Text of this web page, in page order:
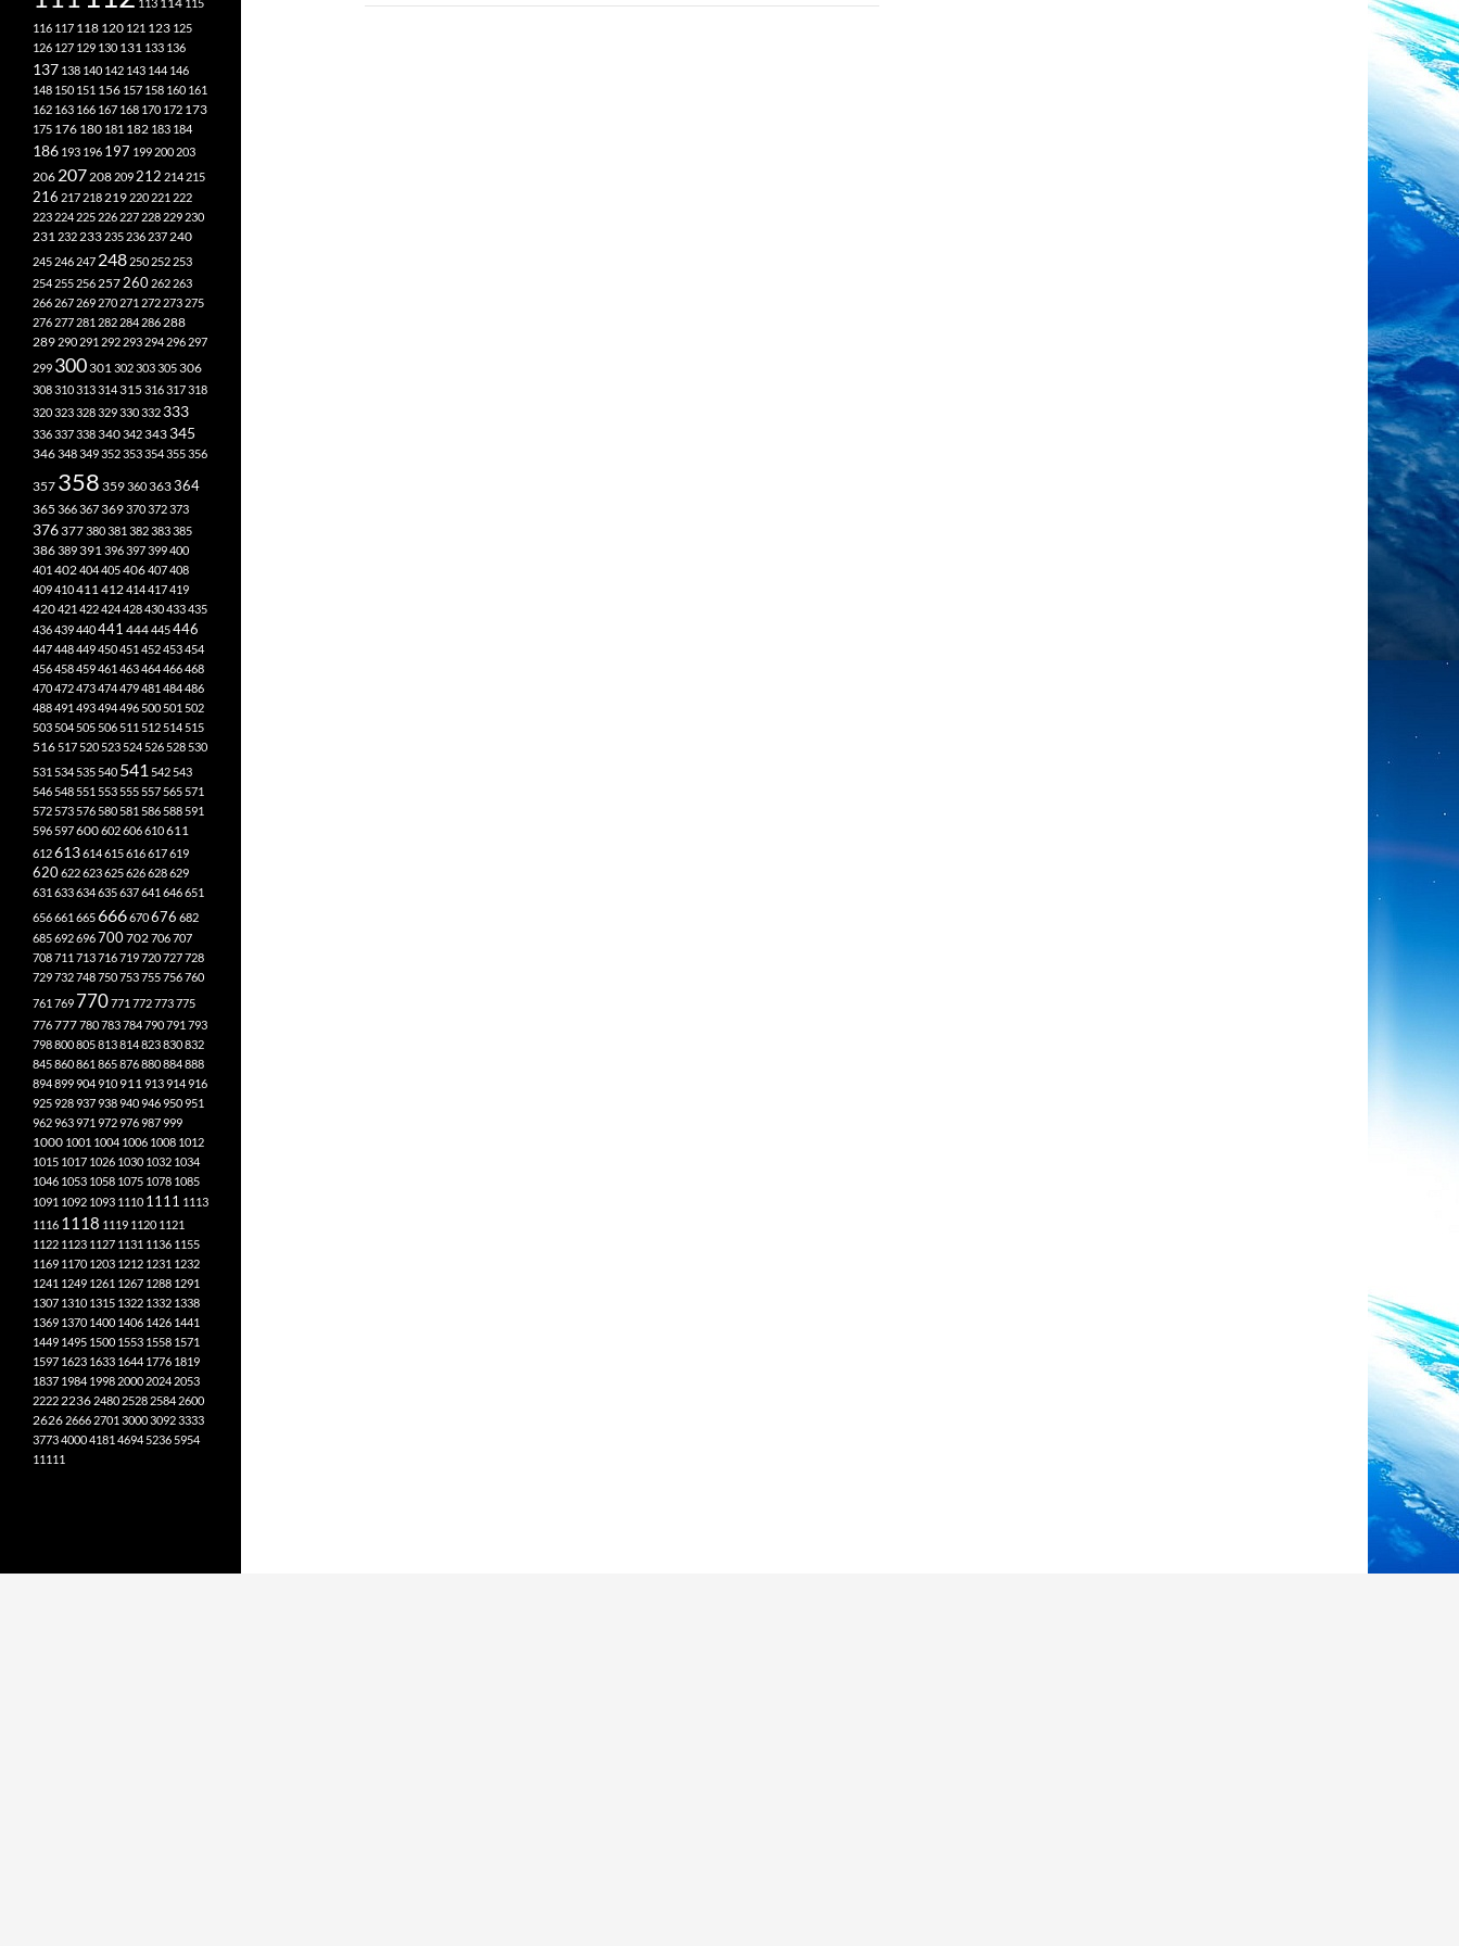
116 117 118 120 121 123 125
126 127 129 130 131 133 136
137 138 140 142 143 144 146
148 150 151 156 157 158 160 161
162 163 166 167 168 170 172 173
175 176 180 181 182 183 184
186 193 196 197 199 200 203
206 207 208 209 212 214 215
216 217 218219 220 221 222
223 224 225 226 227 228 229 230
231 232 233 235 236 237240
245 246 247248 250 252 253
254 255 256257 260 262 263
266 267 269 270 271 272 273 275
276 277 281 282 284 286 288
289 290 291 292 293 294 296 297
299 300301302303305306
308310313314315 316317318
320323328329330332 333
336337338340342343 345
346348349352353354355356
357 358 359360363364
365 366367369370372373
376377380381 382383385
386389391396397399400
401 402404405406407408
409410411 412414417419
420421 422424428430433435
436439440441 444445446
447448449450451 452453454
456458459461 463464466468
470472473474479481 484486
488491 493494496 500 501 502
503 504 505 506 511 512 514 515
516 517 520 523 524 526 528 530
531 534 535 540 541 542 543
546 548 551 553 555 557 565 571
572 573 576 580 581 586 588 591
596 597600602606610611
612613614615616617619
620622623625626628629
631 633634635637641 646651
656661 665666670676 682
685692696700702706707
708711 713716719720727728
729732748750753755756760
761 769 770771 772773775
776777780783784790791 793
798800805813814823830832
845860861 865876880884888
894899904910 911 913914916
925928937938940946950951
962963971 972976987999
1000 1001 1004 1006 1008 1012
1015 1017 1026 1030 1032 1034
1046 1053 1058 1075 1078 1085
1091 1092 1093 1110 1111 1113
1116 1118 1119 1120 1121
1122 1123 1127 1131 1136 1155
1169 1170 1203 1212 1231 1232
1241 1249 1261 1267 1288 1291
1307 1310 1315 1322 1332 1338
1369 1370 1400 1406 1426 1441
1449 1495 1500 1553 1558 1571
1597 1623 1633 1644 1776 1819
1837 1984 1998 2000 2024 2053
2222 2236 2480 2528 2584 2600
2626 2666 2701 300030923333
377340004181 4694 5236 5954
11111